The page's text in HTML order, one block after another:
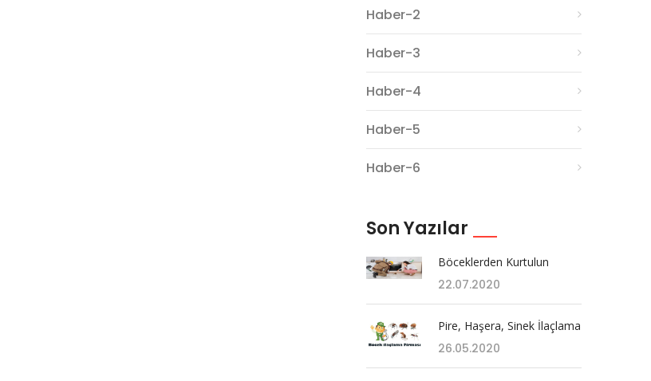
Haber-2
Haber-3
Haber-4
Haber-5
Haber-6
Son Yazılar
Böceklerden Kurtulun
22.07.2020
Pire, Haşera, Sinek İlaçlama
26.05.2020